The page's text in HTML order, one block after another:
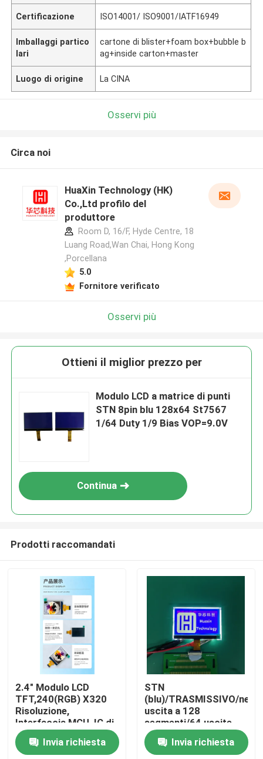
Casa
Prodotti
Video
Certificazione ISO14001/ ISO9001/IATF16949
Imballaggi partico
lari
cartone di blister+foam box+bubble b
ag+inside carton+master
Luogo di origine La CINA
Osservi più
Circa noi
HuaXin Technology (HK)
Co.,Ltd profilo del
produttore
Room D, 16/F, Hyde Centre, 18
Luang Road,Wan Chai, Hong Kong
,Porcellana
5.0
Fornitore verificato
Osservi più
Ottieni il miglior prezzo per
Modulo LCD a matrice di punti
STN 8pin blu 128x64 St7567
1/64 Duty 1/9 Bias VOP=9.0V
Continua
Prodotti raccomandati
2.4" Modulo LCD
TFT,240(RGB) X320
Risoluzione,
Interfaccia MCU, IC di
guida ILI9340X,Tutte
le ore, 4LEDInvia richiesta
STN
(blu)/TRASMISSIVO/
uscita a 128
segmenti/64 uscite
comuni
Invia richiesta